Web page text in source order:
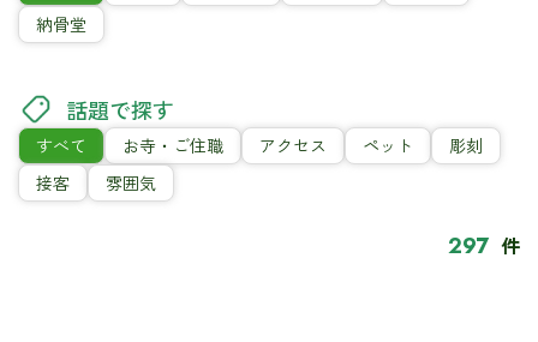
納骨堂
話題で探す
すべて お寺・ご住職 アクセス ペット
彫刻
接客
雰囲気
297 件